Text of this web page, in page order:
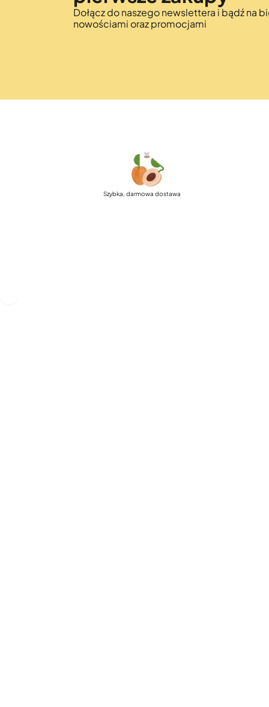
Dołącz do naszego newslettera i bądź na
nowościami oraz promocjami
Szybka, darmowa dostawa